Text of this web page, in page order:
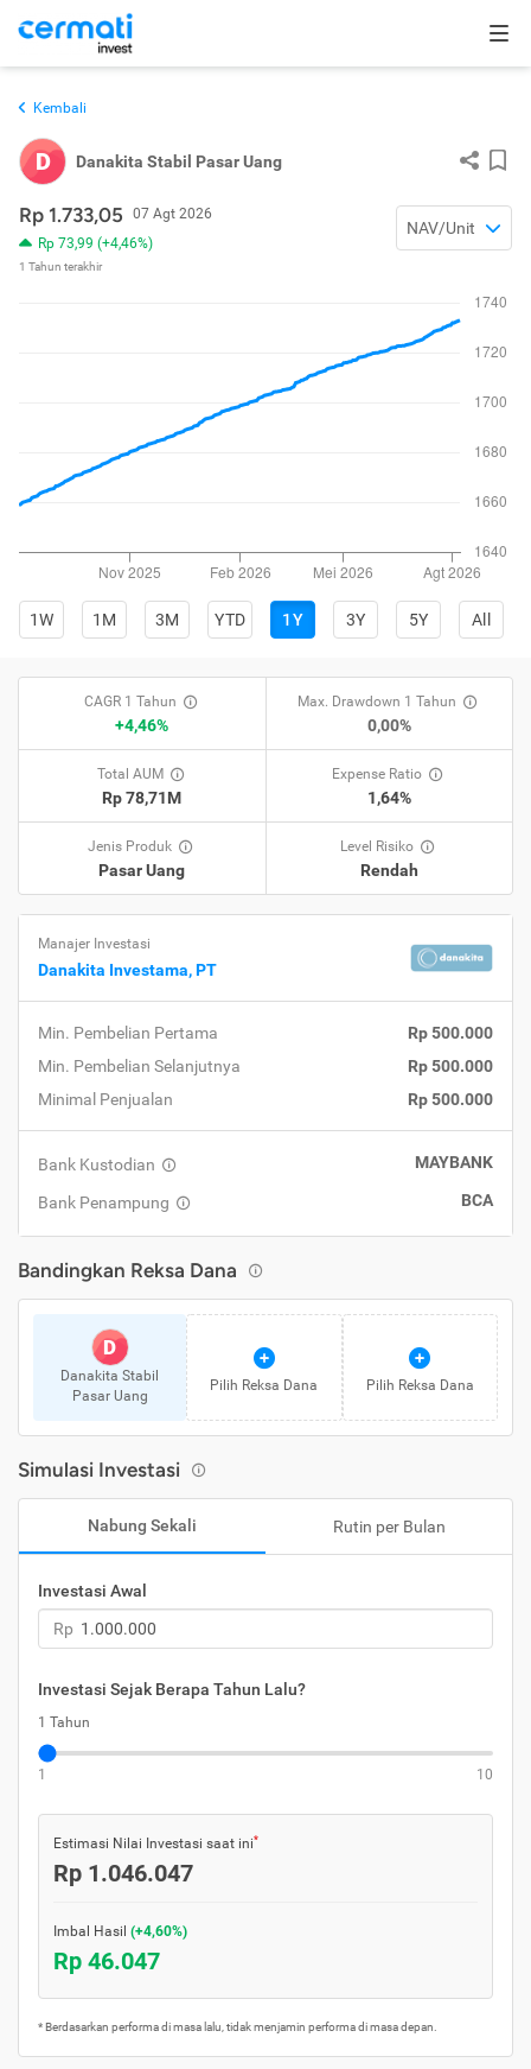
Kembali
D Danakita Stabil Pasar Uang
Rp 1.733,05
07 Agt 2026
Rp 73,99 (+4,46%)
1 Tahun terakhir
NAV/Unit
1W 1M 3M YTD 1Y 3Y 5Y All
CAGR 1 Tahun
+4,46%
Max. Drawdown 1 Tahun
0,00%
Total AUM
Rp 78,71M
Expense Ratio
1,64%
Jenis Produk
Pasar Uang
Level Risiko
Rendah
Manajer Investasi
Danakita Investama, PT
Min. Pembelian Pertama
Rp 500.000
Min. Pembelian Selanjutnya
Rp 500.000
Minimal Penjualan
Rp 500.000
Bank Kustodian MAYBANK
Bank Penampung BCA
Bandingkan Reksa Dana
D
Danakita Stabil
Pasar Uang
Pilih Reksa Dana Pilih Reksa Dana
Simulasi Investasi
Nabung Sekali Rutin per Bulan
Investasi Awal
Rp
Investasi Sejak Berapa Tahun Lalu?
1 Tahun
1 10
Estimasi Nilai Investasi saat ini*
Rp 1.046.047
Imbal Hasil (+4,60%)
Rp 46.047
* Berdasarkan performa di masa lalu, tidak menjamin performa di masa depan.